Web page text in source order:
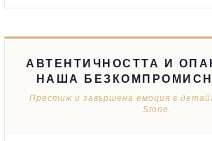
АВТЕНТИЧНОСТТА И
НАША
Престиж и завършена емоция в
Stone.